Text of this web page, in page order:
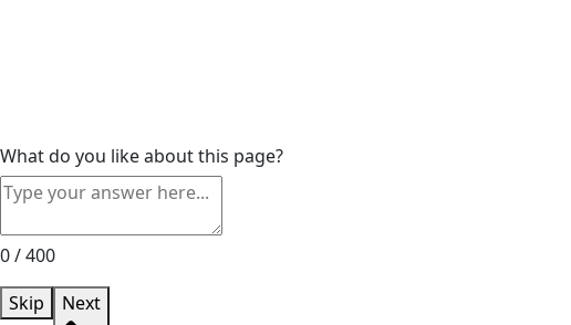
What do you like about this page?
0 / 400
Skip
Next